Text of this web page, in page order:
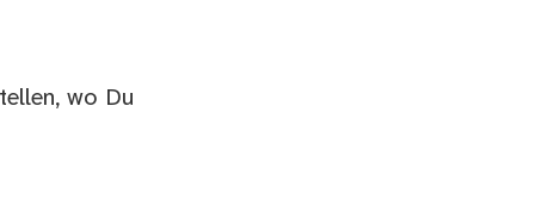
wo Du